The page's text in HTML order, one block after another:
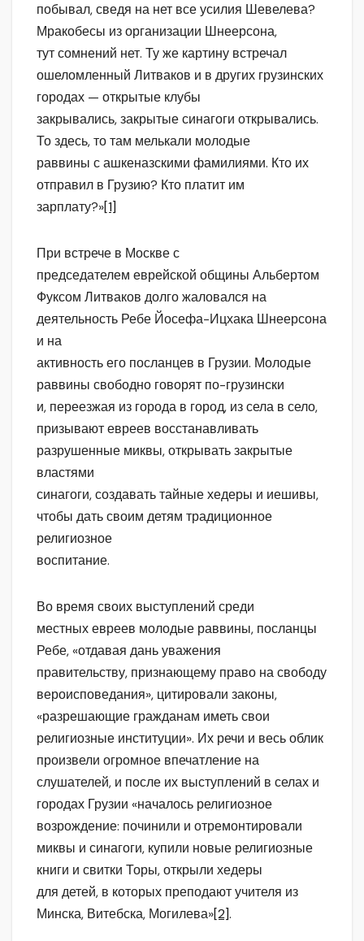
побывал, сведя на нет все усилия Шевелева?
Мракобесы из организации Шнеерсона,
тут сомнений нет. Ту же картину встречал
ошеломленный Литваков и в других грузинских
городах — открытые клубы
закрывались, закрытые синагоги открывались.
То здесь, то там мелькали молодые
раввины с ашкеназскими фамилиями. Кто их
отправил в Грузию? Кто платит им
зарплату?»[1]
При встрече в Москве с
председателем еврейской общины Альбертом
Фуксом Литваков долго жаловался на
деятельность Ребе Йосефа-Ицхака Шнеерсона
и на
активность его посланцев в Грузии. Молодые
раввины свободно говорят по-грузински
и, переезжая из города в город, из села в село,
призывают евреев восстанавливать
разрушенные миквы, открывать закрытые
властями
синагоги, создавать тайные хедеры и иешивы,
чтобы дать своим детям традиционное
религиозное
воспитание.
Во время своих выступлений среди
местных евреев молодые раввины, посланцы
Ребе, «отдавая дань уважения
правительству, признающему право на свободу
вероисповедания», цитировали законы,
«разрешающие гражданам иметь свои
религиозные институции». Их речи и весь облик
произвели огромное впечатление на
слушателей, и после их выступлений в селах и
городах Грузии «началось религиозное
возрождение: починили и отремонтировали
миквы и синагоги, купили новые религиозные
книги и свитки Торы, открыли хедеры
для детей, в которых преподают учителя из
Минска, Витебска, Могилева»[2].